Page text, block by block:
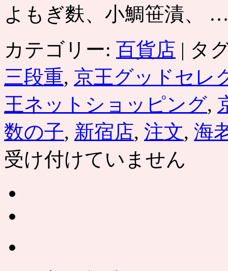
和
懐
料
理！
自
慢
の
腐
理
入
り
は
よもぎ麩、小鯛笹漬、
カテゴリー: 百貨店 | タ
三段重, 京王グッドセレ
王ネットショッピング,
数の子, 新宿店, 注文, 海
受け付けていません